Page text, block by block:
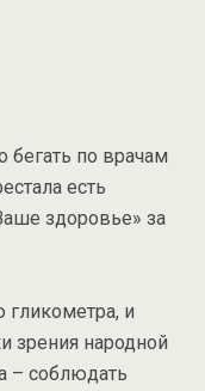
бегать по врачам
есть
здоровье» за
и
зрения народной
– соблюдать